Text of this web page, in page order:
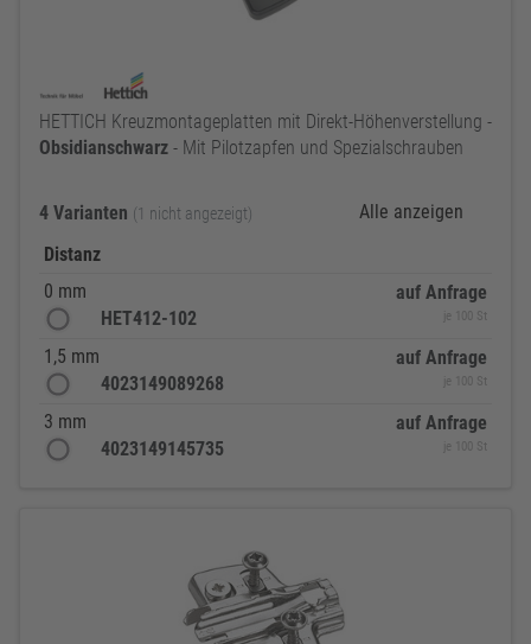
HETTICH Kreuzmontageplatten mit Direkt-Höhenverstellung -
Obsidianschwarz - Mit Pilotzapfen und Spezialschrauben
4 Varianten (1 nicht angezeigt)
Alle anzeigen
Distanz
0 mm
HET412-102
auf Anfrage
je 100 St
1,5 mm
4023149089268
auf Anfrage
je 100 St
3 mm
4023149145735
auf Anfrage
je 100 St